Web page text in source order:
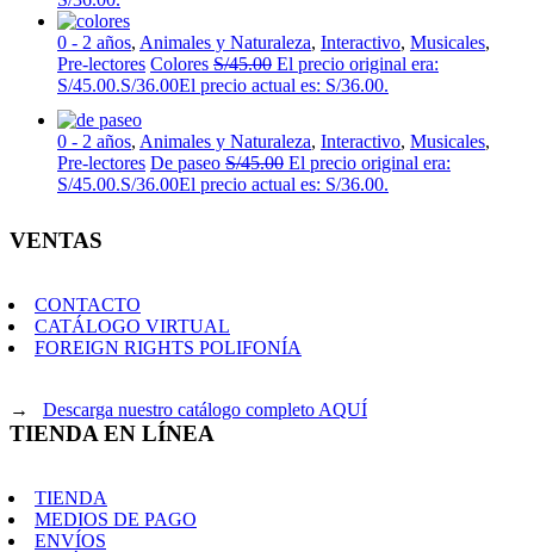
0 - 2 años, Animales y Naturaleza, Interactivo, Musicales,
Pre-lectores Colores S/45.00 El precio original era:
S/45.00.S/36.00El precio actual es: S/36.00.
0 - 2 años, Animales y Naturaleza, Interactivo, Musicales,
Pre-lectores De paseo S/45.00 El precio original era:
S/45.00.S/36.00El precio actual es: S/36.00.
VENTAS
CONTACTO
CATÁLOGO VIRTUAL
FOREIGN RIGHTS POLIFONÍA
→ Descarga nuestro catálogo completo AQUÍ
TIENDA EN LÍNEA
TIENDA
MEDIOS DE PAGO
ENVÍOS